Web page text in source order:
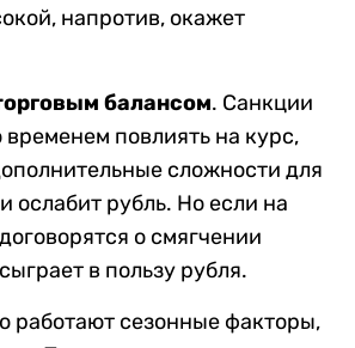
напротив, окажет
балансом. Санкции
повлиять на курс,
сложности для
ослабит рубль. Но если на
о смягчении
в пользу рубля.
работают сезонные факторы,